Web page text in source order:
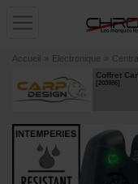
Accueil » Electronique »
Coffret
[203986]